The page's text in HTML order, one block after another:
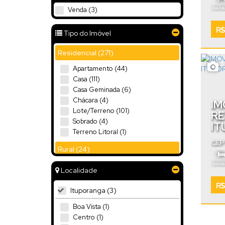
Venda (3)
Tipo do Imóvel
Residencial (271)
Apartamento (44)
Casa (111)
Casa Geminada (6)
Chácara (4)
Lote/Terreno (101)
Sobrado (4)
Terreno Litoral (1)
Rural (24)
Terreno (8)
Comercial (12)
Comercial (4)
Loja (1)
Localidade
Ituporanga (3)
Boa Vista (1)
Centro (1)
R$
R$